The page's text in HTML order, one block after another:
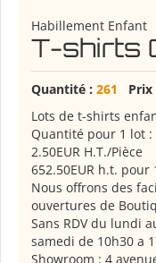
Habillement Enfant
T-shirts
Quantité : 261 Prix
Lots de t-shirts
Quantité pour 1 lot :
2.50EUR H.T./Pièce
652.50EUR h.t. pour
Nous offrons des
ouvertures de
Sans RDV du lundi
samedi de 10h30 a
Showroom : 4